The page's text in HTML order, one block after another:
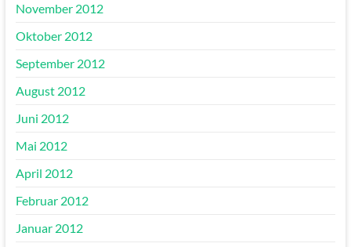
November 2012
Oktober 2012
September 2012
August 2012
Juni 2012
Mai 2012
April 2012
Februar 2012
Januar 2012